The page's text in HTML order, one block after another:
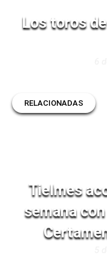
Los toros
RELACIONADAS
Tielmes
semana